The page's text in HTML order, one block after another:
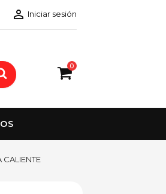
 Iniciar sesión
0
CALIENTE